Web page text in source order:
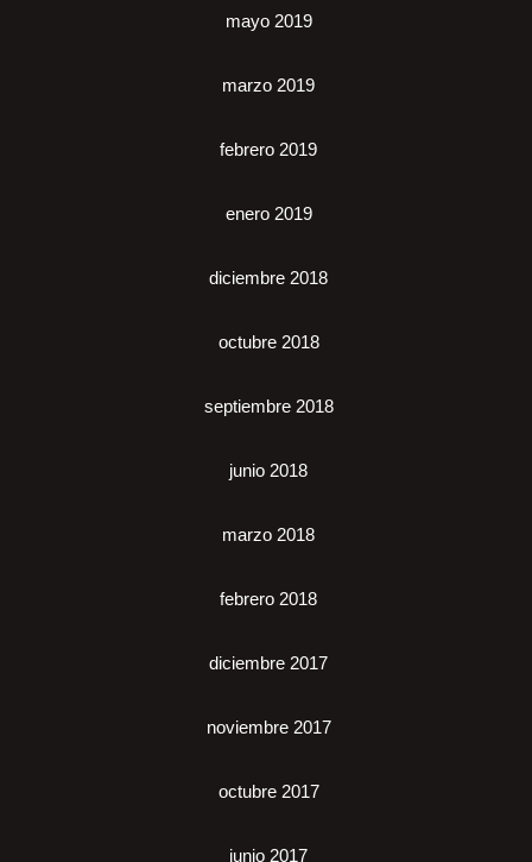
mayo 2019
marzo 2019
febrero 2019
enero 2019
diciembre 2018
octubre 2018
septiembre 2018
junio 2018
marzo 2018
febrero 2018
diciembre 2017
noviembre 2017
octubre 2017
junio 2017